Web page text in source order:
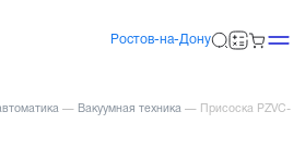
Ростов-на-Дону
— Вакуумная техника — Присоска PZVC-